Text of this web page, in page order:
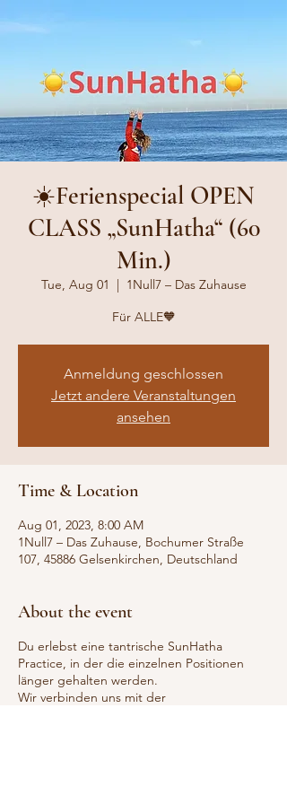
☀️Ferienspecial OPEN
CLASS „SunHatha“ (60
Min.)
Tue, Aug 01
  |
1Null7 – Das Zuhause
Für ALLE🧡
Anmeldung geschlossen
Jetzt andere Veranstaltungen
ansehen
Time & Location
Aug 01, 2023, 8:00 AM
1Null7 – Das Zuhause, Bochumer Straße
107, 45886 Gelsenkirchen, Deutschland
About the event
Du erlebst eine tantrische SunHatha
Practice, in der die einzelnen Positionen
länger gehalten werden.
Wir verbinden uns mit der